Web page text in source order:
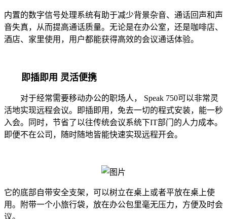
内置的数字信号处理系统有助于减少背景杂音、通话回声和声
音失真，从而提高通话质量。无论是在办公室，还是咖啡店、
酒店、家里使用，用户都能获得高效的会议通话体验。
即插即用 灵活便携
对于经常需要移动办公的职场人， Speak 750可以非常灵
活地实现远程会议。即插即用，免去一切的程式安装，能一秒
入会。同时，节省了以往传统会议系统下IT部门的人力成本。
即便不在公司，随时随地皆能快速实现远程开会。
它的底部自带安全支架，可以树立在桌上或者平放在桌上使
用。附带一个小旅行袋，放在办公包里毫无压力，方便及时会
议。